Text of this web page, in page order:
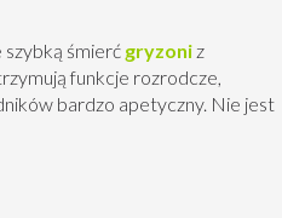
szybką śmierć gryzoniz
funkcje rozrodcze,
bardzo apetyczny. Nie jest